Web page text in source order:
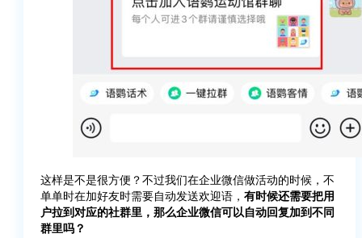
这样是不是很方便？不过我们在企业微信做活动的时候，不
单单时在加好友时需要自动发送欢迎语， 有时候还需要把用
户拉到对应的社群里，那么企业微信可以自动回复加到不同
群里吗？